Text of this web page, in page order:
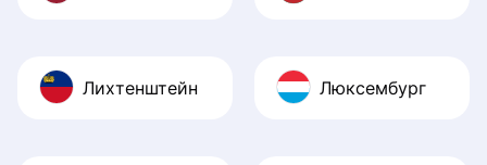
Лихтенштейн Люксембург